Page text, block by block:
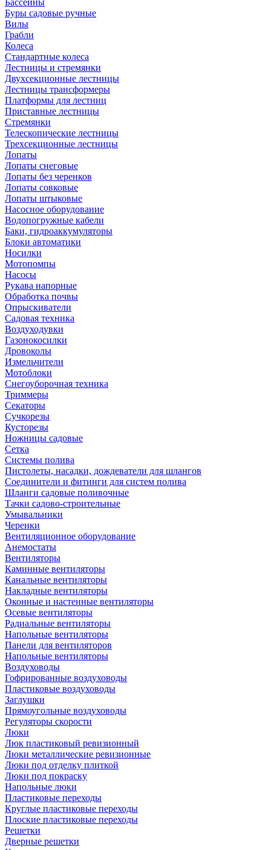
Бассейны
Буры садовые ручные
Вилы
Грабли
Колеса
Стандартные колеса
Лестницы и стремянки
Двухсекционные лестницы
Лестницы трансформеры
Платформы для лестниц
Приставные лестницы
Стремянки
Телескопические лестницы
Трехсекционные лестницы
Лопаты
Лопаты снеговые
Лопаты без черенков
Лопаты совковые
Лопаты штыковые
Насосное оборудование
Водопогружные кабели
Баки, гидроаккумуляторы
Блоки автоматики
Носилки
Мотопомпы
Насосы
Рукава напорные
Обработка почвы
Опрыскиватели
Садовая техника
Воздуходувки
Газонокосилки
Дровоколы
Измельчители
Мотоблоки
Снегоуборочная техника
Триммеры
Секаторы
Сучкорезы
Кусторезы
Ножницы садовые
Сетка
Системы полива
Пистолеты, насадки, дождеватели для шлангов
Соединители и фитинги для систем полива
Шланги садовые поливочные
Тачки садово-строительные
Умывальники
Черенки
Вентиляционное оборудование
Анемостаты
Вентиляторы
Каминные вентиляторы
Канальные вентиляторы
Накладные вентиляторы
Оконные и настенные вентиляторы
Осевые вентиляторы
Радиальные вентиляторы
Напольные вентиляторы
Панели для вентиляторов
Напольные вентиляторы
Воздуховоды
Гофрированные воздуховоды
Пластиковые воздуховоды
Заглушки
Прямоугольные воздуховоды
Регуляторы скорости
Люки
Люк пластиковый ревизионный
Люки металлические ревизионные
Люки под отделку плиткой
Люки под покраску
Напольные люки
Пластиковые переходы
Круглые пластиковые переходы
Плоские пластиковые переходы
Решетки
Дверные решетки